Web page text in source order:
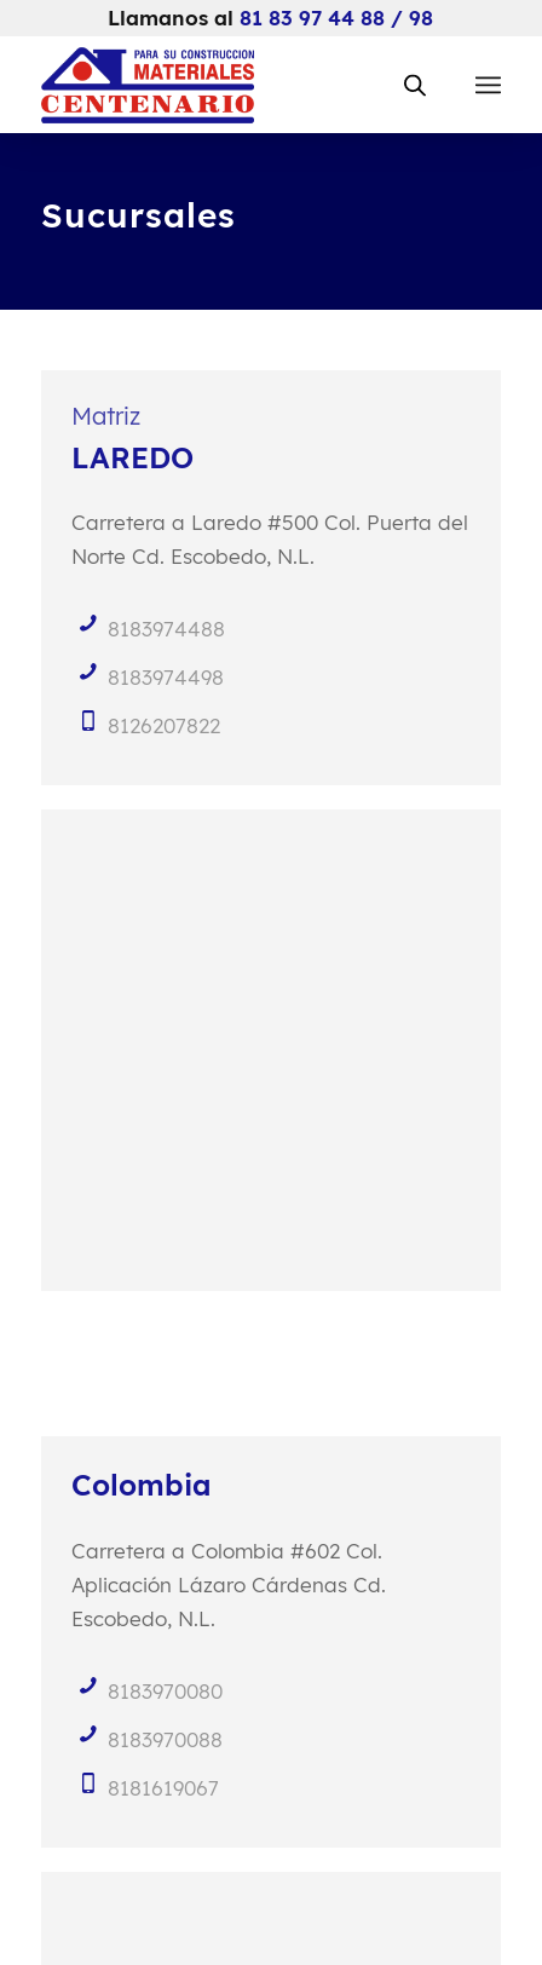
Llamanos al81 83 97 44 88 / 98
Sucursales
Matriz
LAREDO
Carretera a Laredo #500 Col. Puerta del
Norte Cd. Escobedo, N.L.
8183974488
8183974498
8126207822
Colombia
Carretera a Colombia #602 Col.
Aplicación Lázaro Cárdenas Cd.
Escobedo, N.L.
8183970080
8183970088
8181619067